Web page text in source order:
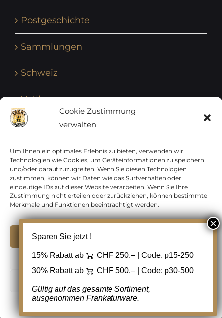
Cookie Zustimmung
verwalten
Um Ihnen ein optimales Erlebnis zu bieten, verwenden wir
Technologien wie Cookies, um Geräteinformationen zu speichern
und/oder darauf zuzugreifen. Wenn Sie diesen Technologien
zustimmen, können wir Daten wie das Surfverhalten oder
eindeutige IDs auf dieser Website verarbeiten. Wenn Sie Ihre
Zustimmung nicht erteilen oder zurückziehen, können bestimmte
Merkmale und Funktionen beeinträchtigt werden.
Ablehnen
Postgeschichte
Sammlungen
Schweiz
Vatikan
Vereinte Nationen
Vorphilatelie
Zensurbelege Österreich
Zensurbelege Schweiz
Copyright 2012 - 2024 URAY GmbH | All Rights
Reserved |
PCI Data Security Standards |
Facebook
Sparen Sie jetzt !
15% Rabatt ab CHF 250.– | Code: p15-250
30% Rabatt ab
CHF 500.– | Code: p30-500
Gültig auf das gesamte Sortiment,
ausgenommen Frankaturware.